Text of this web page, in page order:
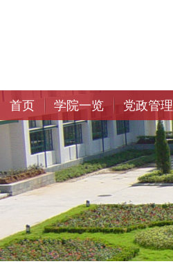
首页 学院一览 党政管理